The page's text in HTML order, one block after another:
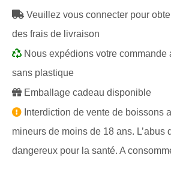
Veuillez vous connecter pour
des frais de livraison
Nous expédions votre commande
sans plastique
Emballage cadeau disponible
Interdiction de vente de boissons
mineurs de moins de 18 ans. L’abus
dangereux pour la santé. A